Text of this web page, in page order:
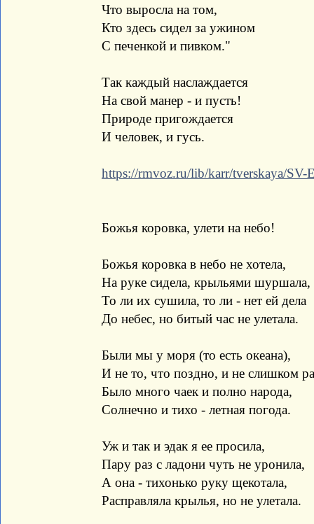
Что выросла на том,
Кто здесь сидел за ужином
С печенкой и пивком."
Так каждый наслаждается
На свой манер - и пусть!
Природе пригождается
И человек, и гусь.
https://rmvoz.ru/lib/karr/tverskaya/SV-
Божья коровка, улети на небо!
Божья коровка в небо не хотела,
На руке сидела, крыльями шуршала,
То ли их сушила, то ли - нет ей дела
До небес, но битый час не улетала.
Были мы у моря (то есть океана),
И не то, что поздно, и не слишком
Было много чаек и полно народа,
Солнечно и тихо - летная погода.
Уж и так и эдак я ее просила,
Пару раз с ладони чуть не уронила,
А она - тихонько руку щекотала,
Расправляла крылья, но не улетала.